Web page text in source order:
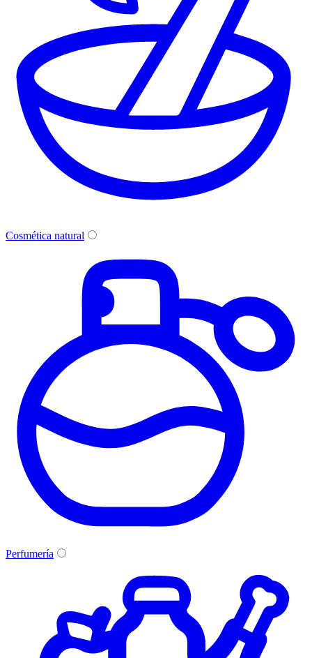
Cosmética natural
Perfumería